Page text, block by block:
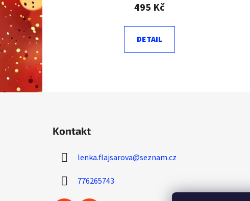
495 Kč
DETAIL
Kontakt
lenka.flajsarova@seznam.cz
776265743